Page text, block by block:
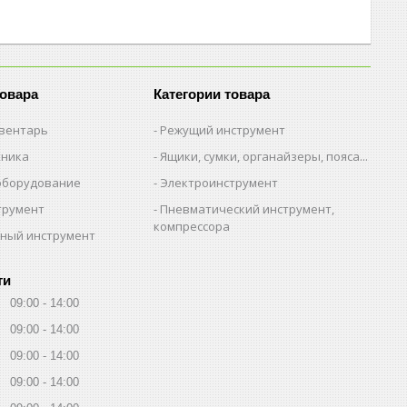
инструмент
Категории товара
Режущий инструмент
Ящики, сумки, органайзеры, пояса...
Электроинструмент
Пневматический инструмент,
компрессора
09:00
14:00
09:00
14:00
09:00
14:00
09:00
14:00